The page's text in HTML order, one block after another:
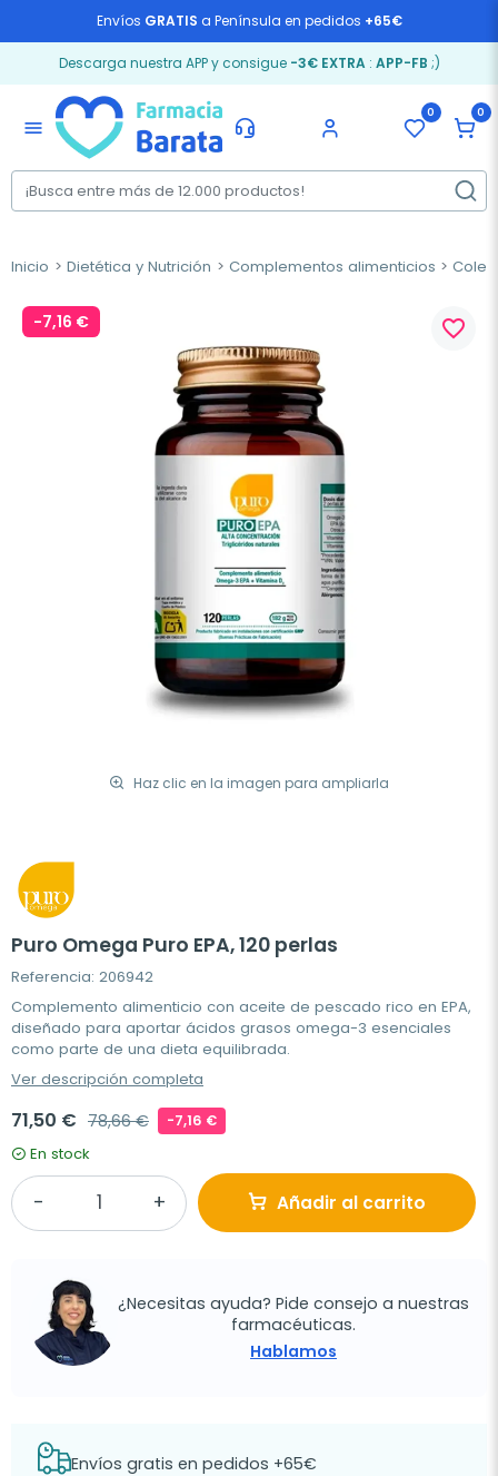
Envíos GRATIS a Península en pedidos +65€
Descarga nuestra APP y consigue -3€ EXTRA: APP-FB ;)
menu
0 0
Inicio Dietética y Nutrición Complementos alimenticios
-7,16 €
Haz clic en la imagen para ampliarla
favorite_border
Puro Omega Puro EPA, 120 perlas
Referencia: 206942
Complemento alimenticio con aceite de pescado rico en EPA,
diseñado para aportar ácidos grasos omega-3 esenciales
como parte de una dieta equilibrada.
Ver descripción completa
71,50 € 78,66 € -7,16 €
En stock
Añadir al carrito
¿Necesitas ayuda? Pide consejo a nuestras
farmacéuticas.
Hablamos
Envíos gratis en pedidos +65€